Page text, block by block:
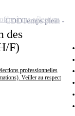
des
F)
professionnelles
Veiller au respect
CDDTemps plein
à ma sélection